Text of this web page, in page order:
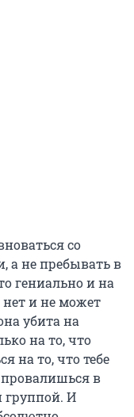
со
а не пребывать в
гениально и на
нет и не может
убита на
на то, что
на то, что тебе
провалишься в
группой. И